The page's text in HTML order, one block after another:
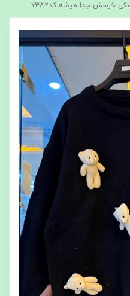
خرسش جدا میشه کد۷۴۸۲